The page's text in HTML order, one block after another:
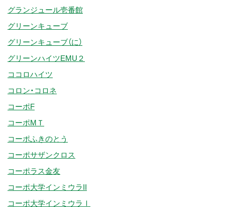
グランジュール壱番館
グリーンキューブ
グリーンキューブ（に）
グリーンハイツEMU２
ココロハイツ
コロン・コロネ
コーポF
コーポMＴ
コーポふきのとう
コーポサザンクロス
コーポラス金友
コーポ大学インミウラII
コーポ大学インミウラⅠ